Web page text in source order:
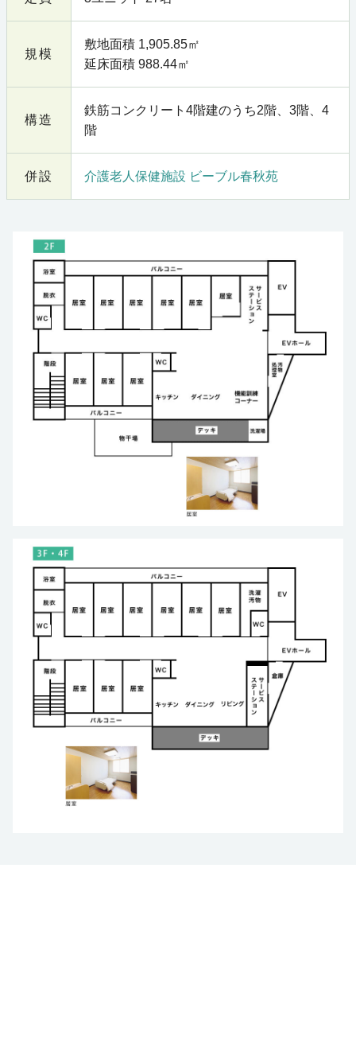
規模
敷地面積 1,905.85㎡
延床面積 988.44㎡
構造
鉄筋コンクリート4階建のうち2階、3階、4
階
併設 介護老人保健施設 ビーブル春秋苑